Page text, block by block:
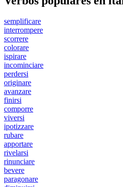
semplificare
interrompere
scorrere
colorare
ispirare
incominciare
perdersi
originare
avanzare
finirsi
comporre
viversi
ipotizzare
rubare
apportare
rivelarsi
rinunciare
bevere
paragonare